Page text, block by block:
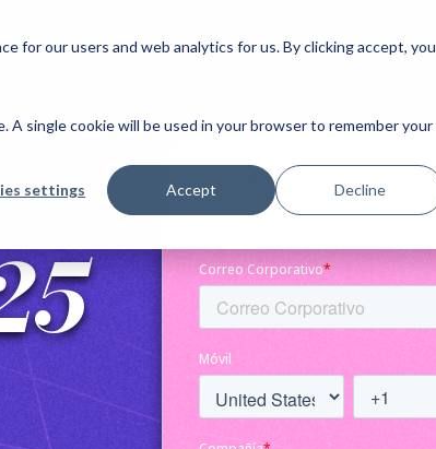
for our users and web analytics for us. By clicking accept, you
single cookie will be used in your browser to remember your
settings Accept Decline